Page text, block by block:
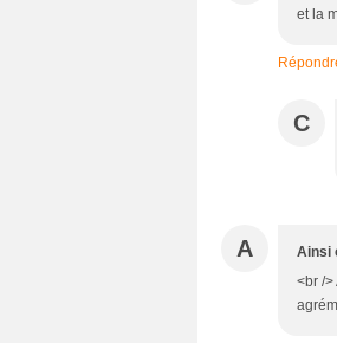
et la
C
A Ainsi
<br /